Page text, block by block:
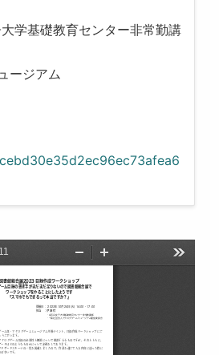
学基礎教育センター非常勤講
ージアム